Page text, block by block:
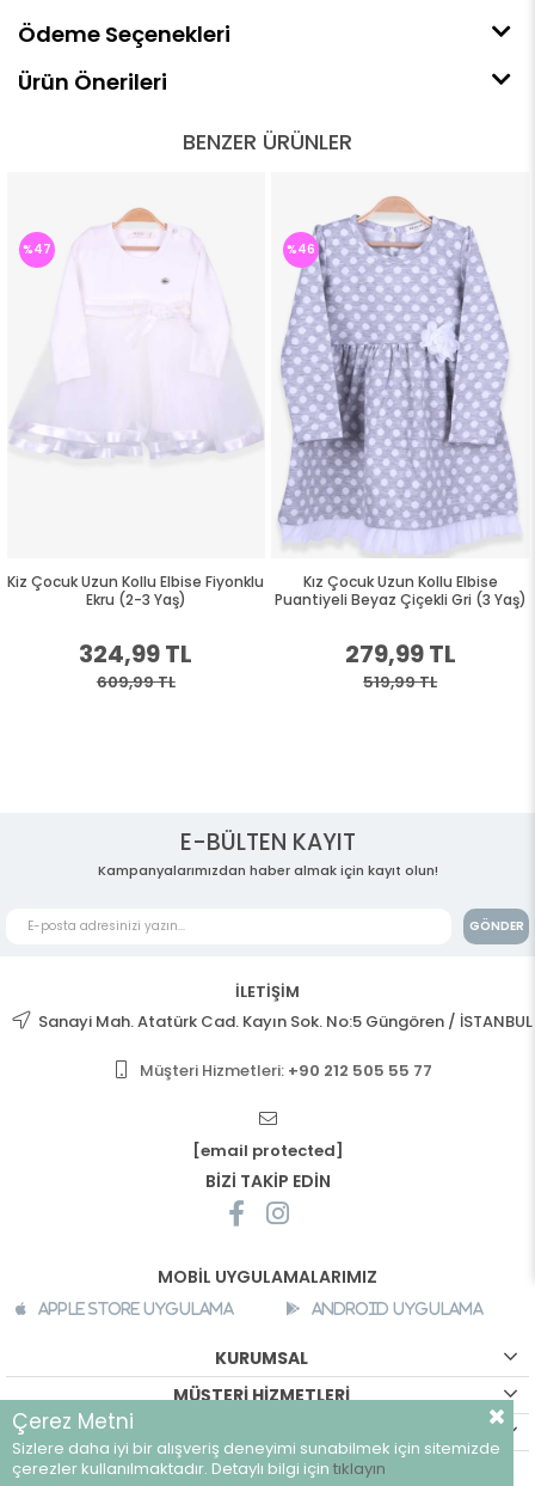
Ödeme Seçenekleri
Ürün Önerileri
BENZER ÜRÜNLER
Kiz Çocuk Uzun Kollu Elbise Fiyonklu
Ekru (2-3 Yaş)
324,99 TL
609,99 TL
%47
Kız Çocuk Uzun Kollu Elbise
Puantiyeli Beyaz Çiçekli Gri (3 Yaş)
279,99 TL
519,99 TL
%46
E-BÜLTEN KAYIT
Kampanyalarımızdan haber almak için kayıt olun!
GÖNDER
İLETİŞİM
Sanayi Mah. Atatürk Cad. Kayın Sok. No:5 Güngören / İSTANBUL
Müşteri Hizmetleri: +90 212 505 55 77
[email protected]
BİZİ TAKİP EDİN
MOBİL UYGULAMALARIMIZ
Apple Store Uygulama Android Uygulama
KURUMSAL
MÜŞTERİ HİZMETLERİ
©breeze.com.tr - Tüm hakları saklıdır.
Çerez Metni
Sizlere daha iyi bir alışveriş deneyimi sunabilmek için sitemizde
çerezler kullanılmaktadır. Detaylı bilgi için tıklayın